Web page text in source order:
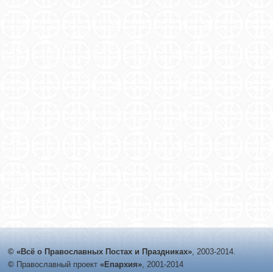
© «Всё о Православных Постах и Праздниках», 2003-2014.
© Православный проект «Епархия», 2001-2014